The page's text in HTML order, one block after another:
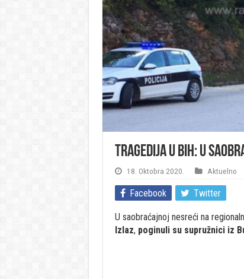
Tragedija u BiH: U
18. Oktobra 2020. Aktuelno
Facebook Twitter
U saobraćajnoj nesreći na
Izlaz, poginuli su supružnici iz